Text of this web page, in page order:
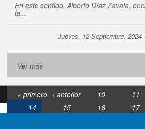
En este sentido, Alberto Díaz Zavala,
la...
Jueves, 12 Septiembre, 2024
Ver más
« primero ‹ anterior 10 11
14
15 16 17